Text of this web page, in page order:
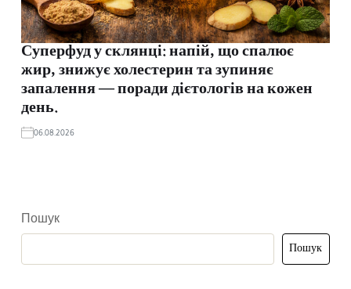
Суперфуд у склянці: напій, що спалює
жир, знижує холестерин та зупиняє
запалення — поради дієтологів на кожен
день.
06.08.2026
Пошук
Пошук